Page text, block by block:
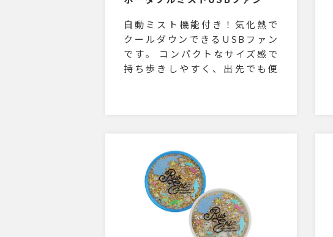
自動ミスト機能付き！気化熱で
クールダウンできるUSBファン
です。 コンパクトなサイズ感で
持ち歩きしやすく、出先でも便
め、使用シーンに応じて使い分
けが可能です。 ファンとミスト
は別電源のため、それぞれ使用
することができ、 またミストの
み稼働させれば加湿器としても
使うことができます。 本体に単